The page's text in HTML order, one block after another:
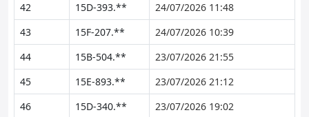
42
15D-393.**
24/07/2026 11:48
43
15F-207.**
24/07/2026 10:39
44
15B-504.**
23/07/2026 21:55
45
15E-893.**
23/07/2026 21:12
46
15D-340.**
23/07/2026 19:02